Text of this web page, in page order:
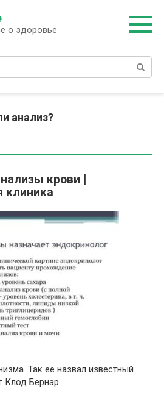
о здоровье
анализ?
крови |
клиника
Так ее назвал известный
Клод Бернар.